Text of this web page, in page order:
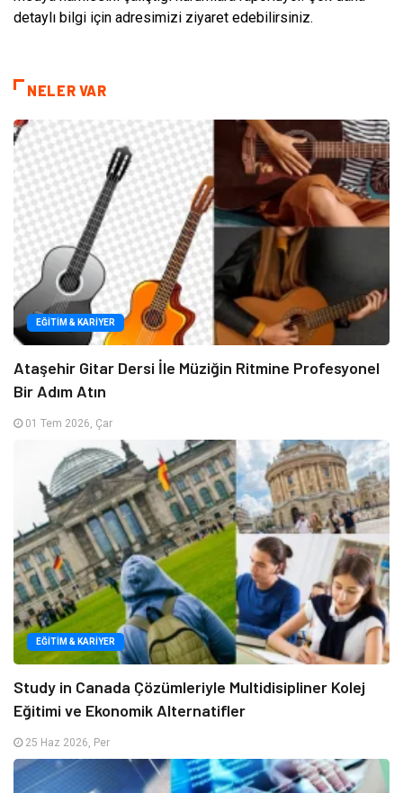
detaylı bilgi için adresimizi ziyaret edebilirsiniz.
NELER VAR
EĞITIM & KARIYER
Ataşehir Gitar Dersi İle Müziğin Ritmine Profesyonel
Bir Adım Atın
01 Tem 2026, Çar
EĞITIM & KARIYER
Study in Canada Çözümleriyle Multidisipliner Kolej
Eğitimi ve Ekonomik Alternatifler
25 Haz 2026, Per